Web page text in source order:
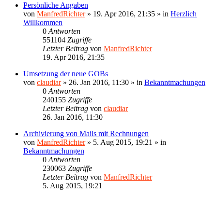
Persönliche Angaben
von ManfredRichter» 19. Apr 2016, 21:35 » in Herzlich
Willkommen
0 Antworten
551104 Zugriffe
Letzter Beitrag von ManfredRichter
19. Apr 2016, 21:35
Umsetzung der neue GOBs
von claudiar» 26. Jan 2016, 11:30 » in Bekanntmachungen
0 Antworten
240155 Zugriffe
Letzter Beitrag von claudiar
26. Jan 2016, 11:30
Archivierung von Mails mit Rechnungen
von ManfredRichter» 5. Aug 2015, 19:21 » in
Bekanntmachungen
0 Antworten
230063 Zugriffe
Letzter Beitrag von ManfredRichter
5. Aug 2015, 19:21